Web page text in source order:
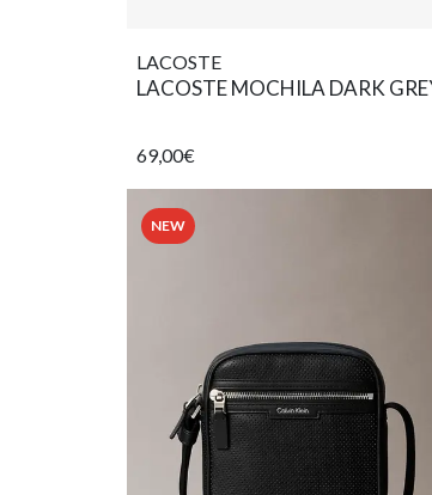
LACOSTE
LACOSTE MOCHILA DARK
69,00€
NEW